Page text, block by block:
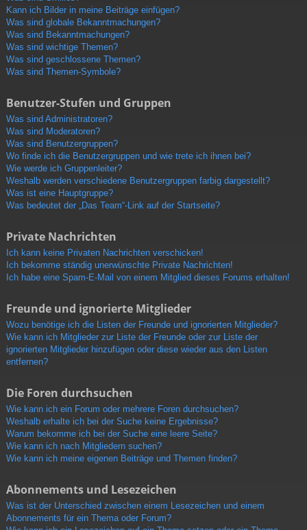
Kann ich Bilder in meine Beiträge einfügen?
Was sind globale Bekanntmachungen?
Was sind Bekanntmachungen?
Was sind wichtige Themen?
Was sind geschlossene Themen?
Was sind Themen-Symbole?
Benutzer-Stufen und Gruppen
Was sind Administratoren?
Was sind Moderatoren?
Was sind Benutzergruppen?
Wo finde ich die Benutzergruppen und wie trete ich ihnen bei?
Wie werde ich Gruppenleiter?
Weshalb werden verschiedene Benutzergruppen farbig dargestellt?
Was ist eine Hauptgruppe?
Was bedeutet der „Das Team“-Link auf der Startseite?
Private Nachrichten
Ich kann keine Privaten Nachrichten verschicken!
Ich bekomme ständig unerwünschte Private Nachrichten!
Ich habe eine Spam-E-Mail von einem Mitglied dieses Forums erhalten!
Freunde und ignorierte Mitglieder
Wozu benötige ich die Listen der Freunde und ignorierten Mitglieder?
Wie kann ich Mitglieder zur Liste der Freunde oder zur Liste der
ignorierten Mitglieder hinzufügen oder diese wieder aus den Listen
entfernen?
Die Foren durchsuchen
Wie kann ich ein Forum oder mehrere Foren durchsuchen?
Weshalb erhalte ich bei der Suche keine Ergebnisse?
Warum bekomme ich bei der Suche eine leere Seite?
Wie kann ich nach Mitgliedern suchen?
Wie kann ich meine eigenen Beiträge und Themen finden?
Abonnements und Lesezeichen
Was ist der Unterschied zwischen einem Lesezeichen und einem
Abonnements für ein Thema oder Forum?